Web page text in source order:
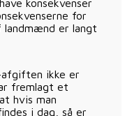
konsekvenser
for
er langt
afgiften ikke er
fremlagt et
hvis man
i dag, så er